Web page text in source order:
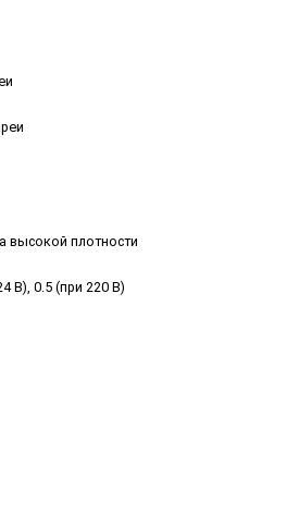
высокой плотности
В), 0.5 (при 220 В)